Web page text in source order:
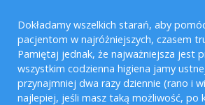
Dokładamy wszelkich starań, aby
pacjentom w najróżniejszych, czasem
Pamiętaj jednak, że najważniejsza jest
wszystkim codzienna higiena jamy
przynajmniej dwa razy dziennie (rano i
najlepiej, jeśli masz taką możliwość, po